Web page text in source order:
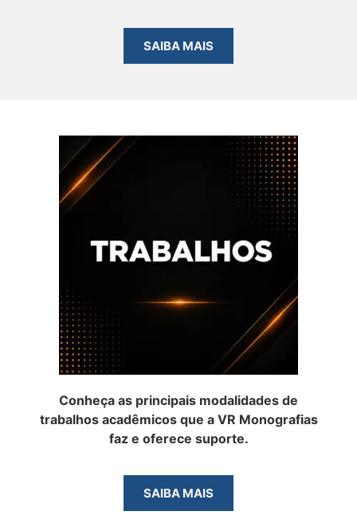
SAIBA MAIS
Conheça as principais modalidades de
trabalhos acadêmicos que a VR Monografias
faz e oferece suporte.
SAIBA MAIS